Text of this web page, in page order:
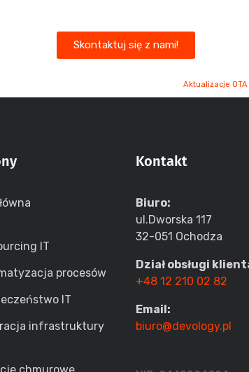
Skontaktuj się z nami!
Aktualizacje
IT
procesów
IT
infrastruktury
Kontakt
Biuro:
ul.Dworska 117
32-051 Ochodza
Dział obsługi
+48 12 210 02 82
Email:
biuro@devology.pl